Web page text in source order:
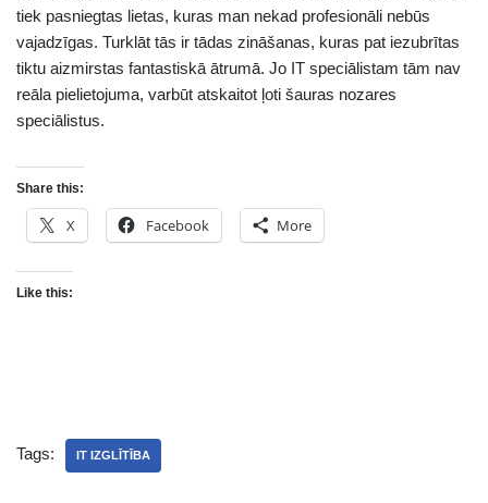
tiek pasniegtas lietas, kuras man nekad profesionāli nebūs
vajadzīgas. Turklāt tās ir tādas zināšanas, kuras pat iezubrītas
tiktu aizmirstas fantastiskā ātrumā. Jo IT speciālistam tām nav
reāla pielietojuma, varbūt atskaitot ļoti šauras nozares
speciālistus.
Share this:
X Facebook More
Like this:
Tags: IT IZGLĪTĪBA